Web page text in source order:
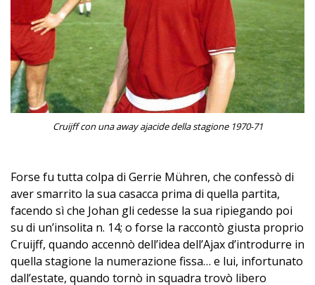
Cruijff con una away ajacide della stagione 1970-71
Forse fu tutta colpa di Gerrie Mühren, che confessò di
aver smarrito la sua casacca prima di quella partita,
facendo sì che Johan gli cedesse la sua ripiegando poi
su di un’insolita n. 14; o forse la raccontò giusta proprio
Cruijff, quando accennò dell’idea dell’Ajax d’introdurre in
quella stagione la numerazione fissa… e lui, infortunato
dall’estate, quando tornò in squadra trovò libero